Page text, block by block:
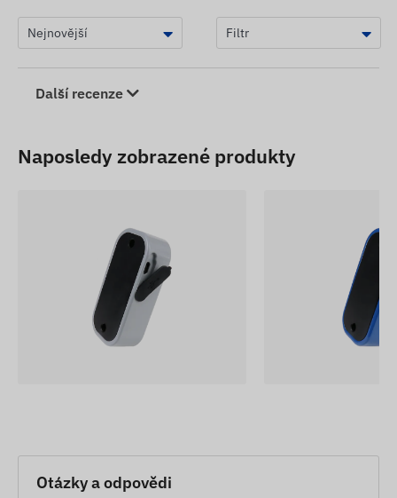
Další recenze
Naposledy zobrazené produkty
Otázky a odpovědi